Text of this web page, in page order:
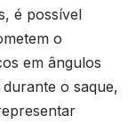
é possível
o
em ângulos
o saque,